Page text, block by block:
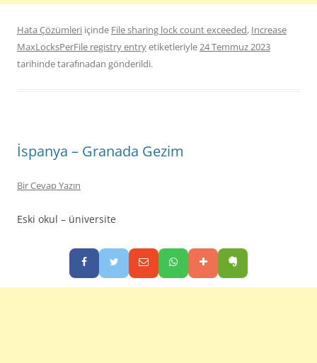
Hata Çözümleri içinde File sharing lock count exceeded, Increase
MaxLocksPerFile registry entryetiketleriyle24 Temmuz 2023
tarihindetarafınadan gönderildi.
İspanya – Granada Gezim
Bir Cevap Yazın
Eski okul – üniversite